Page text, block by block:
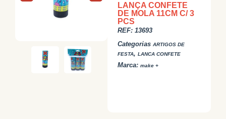
LANÇA CONFETE
DE MOLA 11CM C/ 3
PCS
REF:13693
Categorias ARTIGOS DE
FESTA,LANCA CONFETE
Marca:make +